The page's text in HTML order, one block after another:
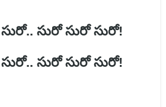
సురో సురో సురో!
సురో సురో సురో!